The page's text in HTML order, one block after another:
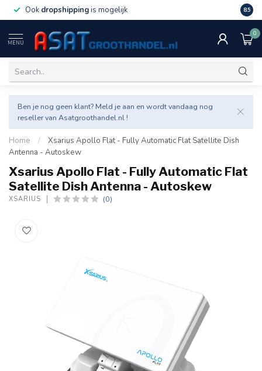
Ook dropshippingis mogelijk Veel
8.5
MENU
0
Ben je nog geen klant? Meld je aan en wordt vandaag nog
reseller van Asatgroothandel.nl !
Home /
Xsarius Apollo Flat - Fully Automatic Flat Satellite Dish
Antenna - Autoskew
Xsarius Apollo Flat - Fully Automatic Flat
Satellite Dish Antenna - Autoskew
XSARIUS (0)